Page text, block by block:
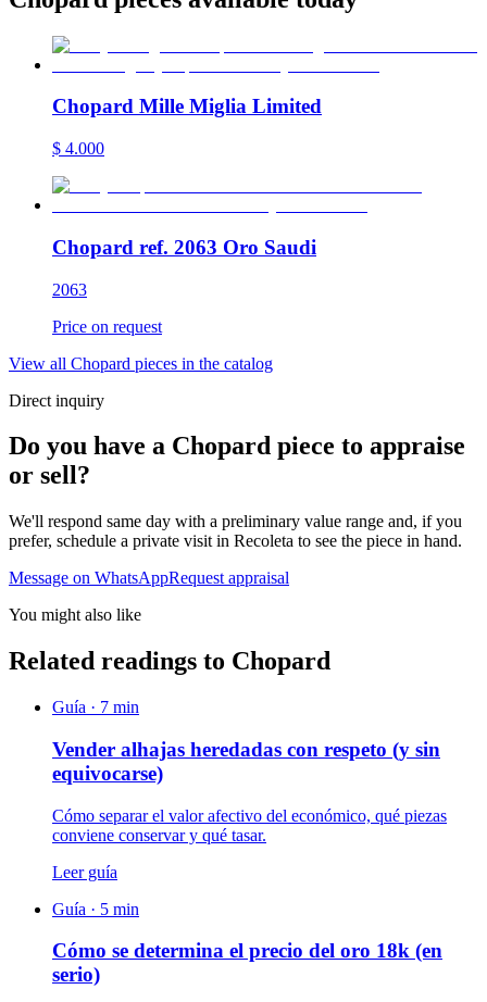
Chopard Mille Miglia Limited
$ 4.000
Chopard ref. 2063 Oro Saudi
2063
Price on request
View all Chopard pieces in the catalog
Direct inquiry
Do you have a Chopard piece to appraise
or sell?
We'll respond same day with a preliminary value range and, if you
prefer, schedule a private visit in Recoleta to see the piece in hand.
Message on WhatsAppRequest appraisal
You might also like
Related readings to Chopard
Guía · 7 min
Vender alhajas heredadas con respeto (y sin
equivocarse)
Cómo separar el valor afectivo del económico, qué piezas
conviene conservar y qué tasar.
Leer guía
Guía · 5 min
Cómo se determina el precio del oro 18k (en
serio)